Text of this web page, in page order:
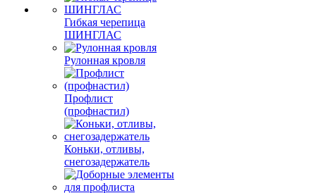
Гибкая черепица
ШИНГЛАС
Рулонная кровля
Профлист
(профнастил)
Коньки, отливы,
снегозадержатель